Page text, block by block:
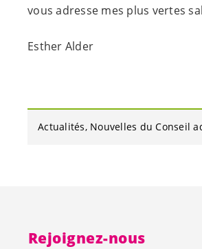
vous adresse mes plus vertes
Esther Alder
Actualités Nouvelles du Conseil
Rejoignez-nous